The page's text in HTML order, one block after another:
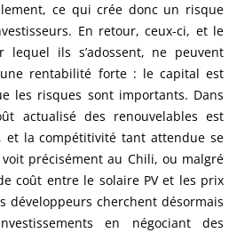
ce qui crée donc un risque
En retour, ceux-ci, et le
lequel ils s’adossent, ne peuvent
rentabilité forte : le capital est
les risques sont importants. Dans
actualisé des renouvelables est
et la compétitivité tant attendue se
précisément au Chili, ou malgré
coût entre le solaire PV et les prix
développeurs cherchent désormais
en négociant des